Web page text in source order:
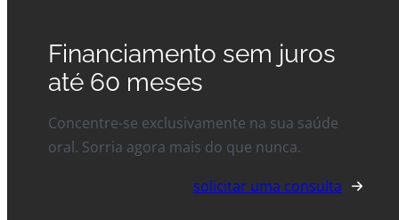
Financiamento sem juros
até 60 meses
Concentre-se exclusivamente na sua saúde
oral. Sorria agora mais do que nunca.
solicitar uma consulta